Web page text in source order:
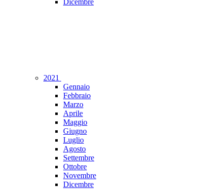
Dicembre
2021
Gennaio
Febbraio
Marzo
Aprile
Maggio
Giugno
Luglio
Agosto
Settembre
Ottobre
Novembre
Dicembre